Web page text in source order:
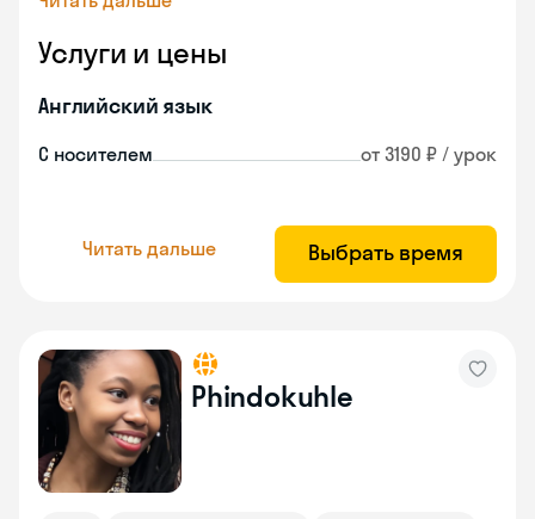
Услуги и цены
Английский язык
С носителем от 3190 ₽ / урок
Читать дальше Выбрать время
Phindokuhle